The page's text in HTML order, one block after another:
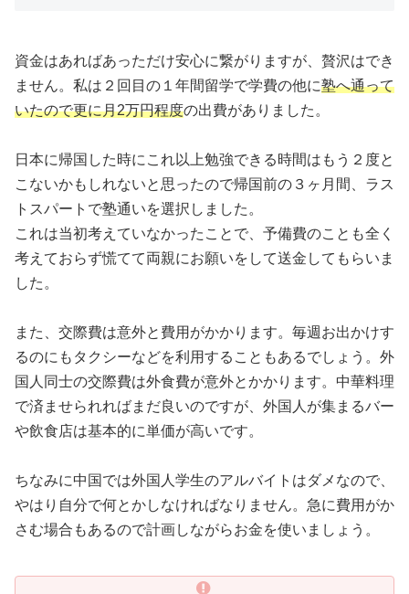
資金はあればあっただけ安心に繋がりますが、贅沢はでき
ません。私は２回目の１年間留学で学費の他に塾へ通って
いたので更に月2万円程度の出費がありました。
日本に帰国した時にこれ以上勉強できる時間はもう２度と
こないかもしれないと思ったので帰国前の３ヶ月間、ラス
トスパートで塾通いを選択しました。
これは当初考えていなかったことで、予備費のことも全く
考えておらず慌てて両親にお願いをして送金してもらいま
した。
また、交際費は意外と費用がかかります。毎週お出かけす
るのにもタクシーなどを利用することもあるでしょう。外
国人同士の交際費は外食費が意外とかかります。中華料理
で済ませられればまだ良いのですが、外国人が集まるバー
や飲食店は基本的に単価が高いです。
ちなみに中国では外国人学生のアルバイトはダメなので、
やはり自分で何とかしなければなりません。急に費用がか
さむ場合もあるので計画しながらお金を使いましょう。